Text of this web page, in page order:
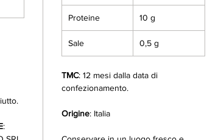
:
Proteine 10 g
Sale 0,5 g
TMC: 12 mesi dalla data di
confezionamento.
Origine: Italia